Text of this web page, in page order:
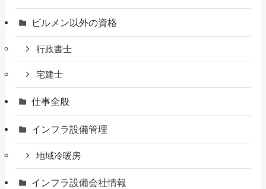
ビルメン以外の資格
行政書士
宅建士
仕事全般
インフラ設備管理
地域冷暖房
インフラ設備会社情報